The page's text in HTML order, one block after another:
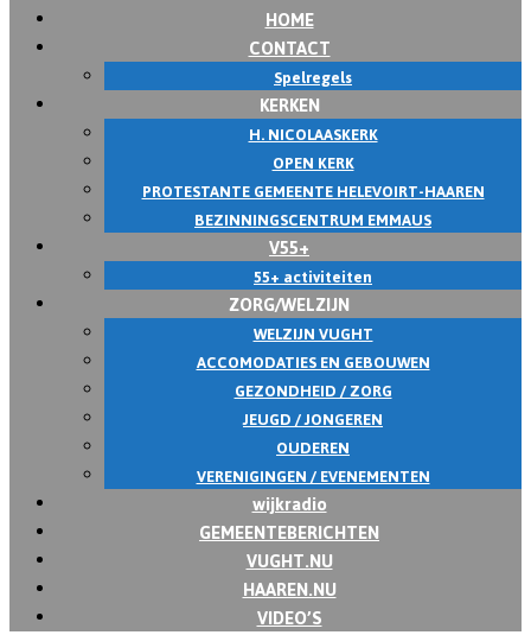
HOME
CONTACT
Spelregels
KERKEN
H. NICOLAASKERK
OPEN KERK
PROTESTANTE GEMEENTE HELEVOIRT-HAAREN
BEZINNINGSCENTRUM EMMAUS
V55+
55+ activiteiten
ZORG/WELZIJN
WELZIJN VUGHT
ACCOMODATIES EN GEBOUWEN
GEZONDHEID / ZORG
JEUGD / JONGEREN
OUDEREN
VERENIGINGEN / EVENEMENTEN
wijkradio
GEMEENTEBERICHTEN
VUGHT.NU
HAAREN.NU
VIDEO’S